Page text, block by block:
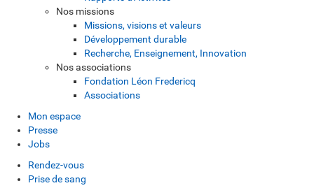
Nos missions
Missions, visions et valeurs
Développement durable
Recherche, Enseignement, Innovation
Nos associations
Fondation Léon Fredericq
Associations
Mon espace
Presse
Jobs
Rendez-vous
Prise de sang